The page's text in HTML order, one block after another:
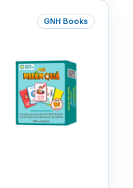
GNH Books